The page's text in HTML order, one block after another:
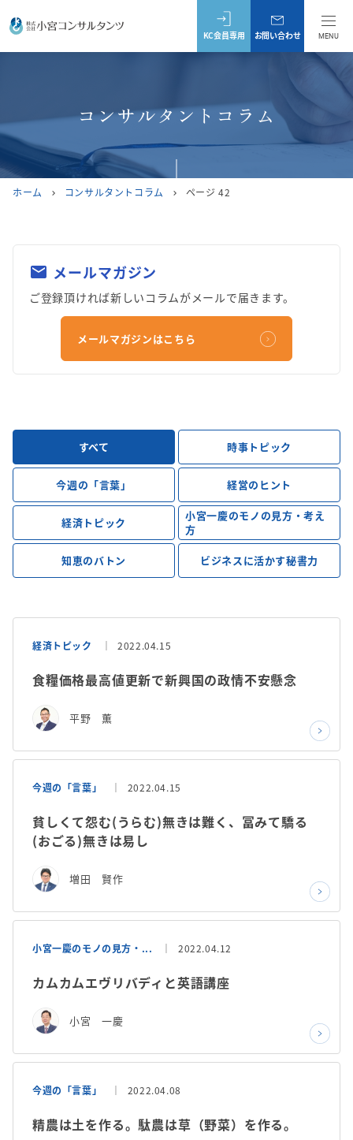
MENU
KC会員専用 お問い合わせ
コンサルタントコラム
ホーム chevron_right コンサルタントコラム chevron_right ページ 42
mail メールマガジン
ご登録頂ければ新しいコラムがメールで届きます。
メールマガジンはこちら
すべて 時事トピック
今週の「言葉」 経営のヒント
経済トピック
小宮一慶のモノの見方・考え
方
知恵のバトン ビジネスに活かす秘書力
経済トピック 2022.04.15
食糧価格最高値更新で新興国の政情不安懸念
平野 薫
今週の「言葉」 2022.04.15
貧しくて怨む(うらむ)無きは難く、冨みて驕る
(おごる)無きは易し
増田 賢作
小宮一慶のモノの見方・... 2022.04.12
カムカムエヴリバディと英語講座
小宮 一慶
今週の「言葉」 2022.04.08
精農は土を作る。駄農は草（野菜）を作る。